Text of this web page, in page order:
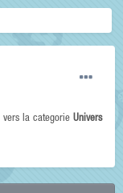
vers la categorieUnivers